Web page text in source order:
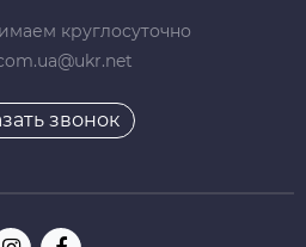
круглосуточно
звонок